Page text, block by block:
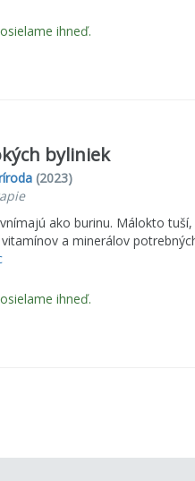
ihneď.
byliniek
(2023)
ako burinu. Málokto
a minerálov
ihneď.